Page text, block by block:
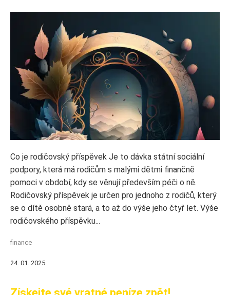
Co je rodičovský příspěvek Je to dávka státní sociální
podpory, která má rodičům s malými dětmi finančně
pomoci v období, kdy se věnují především péči o ně.
Rodičovský příspěvek je určen pro jednoho z rodičů, který
se o dítě osobně stará, a to až do výše jeho čtyř let. Výše
rodičovského příspěvku...
finance
24. 01. 2025